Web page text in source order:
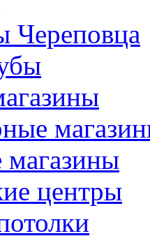
Череповца
центры